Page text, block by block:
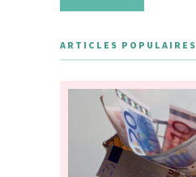
ARTICLES POPULAIRES